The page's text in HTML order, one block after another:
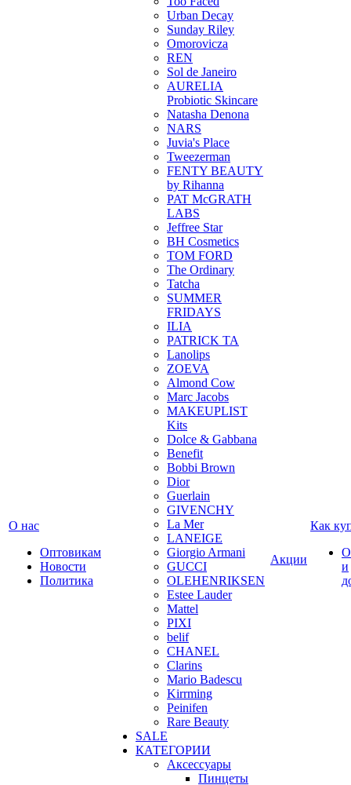
О нас
Оптовикам
Новости
Политика
Urban Decay
Sunday Riley
Omorovicza
REN
Sol de Janeiro
AURELIA
Probiotic Skincare
Natasha Denona
NARS
Juvia's Place
Tweezerman
FENTY BEAUTY
by Rihanna
PAT McGRATH
LABS
Jeffree Star
BH Cosmetics
TOM FORD
The Ordinary
Tatcha
SUMMER
FRIDAYS
ILIA
PATRICK TA
Lanolips
ZOEVA
Almond Cow
Marc Jacobs
MAKEUPLIST
Kits
Dolce & Gabbana
Benefit
Bobbi Brown
Dior
Guerlain
GIVENCHY
La Mer
LANEIGE
Giorgio Armani
GUCCI
OLEHENRIKSEN
Estee Lauder
Mattel
PIXI
belif
CHANEL
Clarins
Mario Badescu
Kirrming
Peinifen
Rare Beauty
SALE
КАТЕГОРИИ
Аксессуары
Пинцеты
Акции
Как
и